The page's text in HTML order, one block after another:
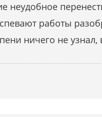
неудобное
работы
ничего не